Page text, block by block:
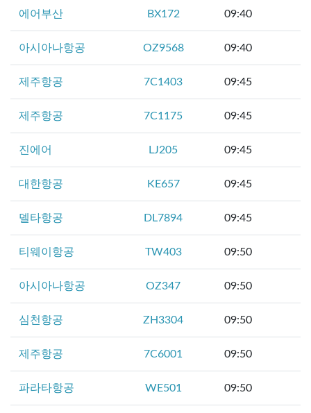
에어부산 BX172 09:40
아시아나항공 OZ9568 09:40
제주항공 7C1403 09:45
제주항공 7C1175 09:45
진에어 LJ205 09:45
대한항공 KE657 09:45
델타항공 DL7894 09:45
티웨이항공 TW403 09:50
아시아나항공 OZ347 09:50
심천항공 ZH3304 09:50
제주항공 7C6001 09:50
파라타항공 WE501 09:50